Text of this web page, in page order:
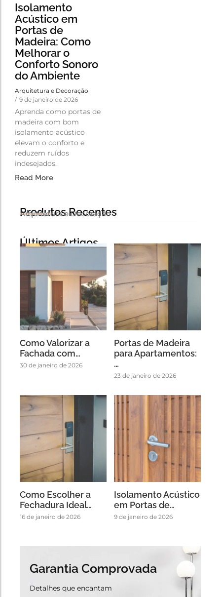
Isolamento
Acústico em
Portas de
Madeira: Como
Melhorar o
Conforto Sonoro
do Ambiente
Arquitetura e Decoração
/ 9 de janeiro de 2026
Aprenda como portas de
madeira com bom
isolamento acústico
elevam o conforto e
reduzem ruídos
indesejados.
Read More
Produtos Recentes
Arquitetura e Decoração
Últimos Artigos
Como Valorizar a
Fachada com…
30 de janeiro de 2026
Portas de Madeira
para Apartamentos:
…
23 de janeiro de 2026
Como Escolher a
Fechadura Ideal…
16 de janeiro de 2026
Isolamento Acústico
em Portas de…
9 de janeiro de 2026
Garantia Comprovada
Detalhes que encantam